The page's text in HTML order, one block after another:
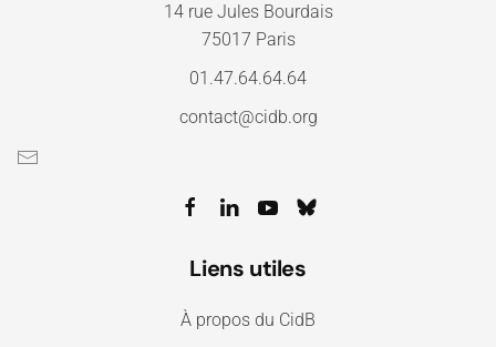
14 rue Jules Bourdais
75017 Paris
01.47.64.64.64
contact@cidb.org
Liens utiles
À propos du CidB